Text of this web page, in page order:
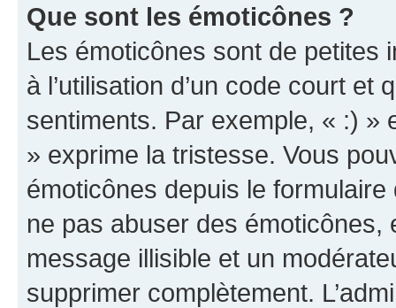
Que sont les émoticônes ?
Les émoticônes sont de petites
à l’utilisation d’un code court et
sentiments. Par exemple, « :) »
» exprime la tristesse. Vous
émoticônes depuis le
ne pas abuser des
message illisible et un
supprimer complètement.